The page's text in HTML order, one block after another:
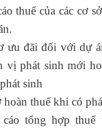
thuế của các cơ
ưu đãi đối với dự
vị phát sinh mới
sinh
hoàn thuế khi có
cáo tổng hợp thuế